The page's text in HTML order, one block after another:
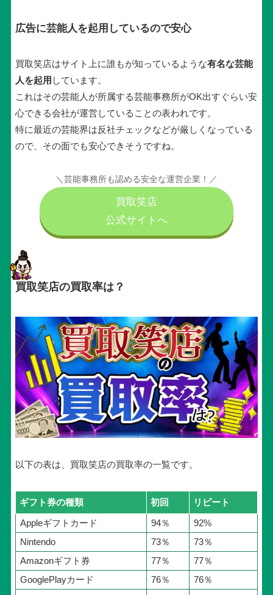
広告に芸能人を起用しているので安心
買取笑店はサイト上に誰もが知っているような有名な芸能
人を起用 しています。
これはその芸能人が所属する芸能事務所がOK出すぐらい安
心できる会社が運営していることの表われです。
特に最近の芸能界は反社チェックなどが厳しくなっている
ので、その面でも安心できそうですね。
＼芸能事務所も認める安全な運営企業！／
買取笑店
公式サイトへ
買取笑店の買取率は？
以下の表は、買取笑店の買取率の一覧です。
ギフト券の種類 初回
リピート
Appleギフトカード
94％
92%
Nintendo
73％
73％
Amazonギフト券
77％
77％
GooglePlayカード
76％
76％